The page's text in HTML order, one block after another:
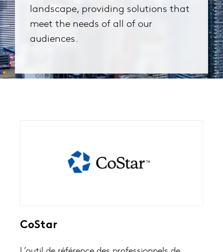
landscape, providing solutions that
meet the needs of all of our
audiences.
CoStar